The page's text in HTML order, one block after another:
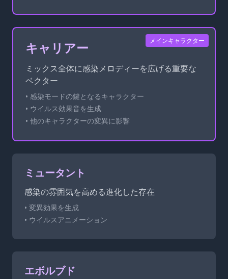
メインキャラクター
キャリアー
ミックス全体に感染メロディーを広げる重要な
ベクター
• 感染モードの鍵となるキャラクター
• ウイルス効果音を生成
• 他のキャラクターの変異に影響
ミュータント
感染の雰囲気を高める進化した存在
• 変異効果を生成
• ウイルスアニメーション
エボルブド